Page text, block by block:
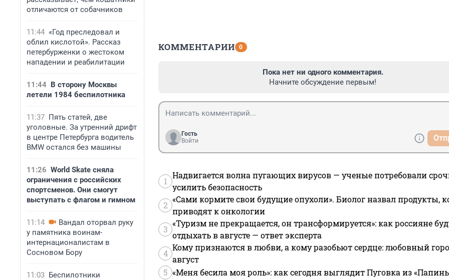
отличаются от собачников
11:44 «Год преследовал и
облил кислотой». Рассказ
петербурженки о жестоком
нападении и реабилитации
11:44 В сторону Москвы
летели 1984 беспилотника
11:37 Пять статей, две
уголовные. За утренний дрифт
в центре Петербурга водитель
BMW остался без машины
11:26 World Skate сняла
ограничения с российских
спортсменов. Они смогут
выступать с флагом и гимном
11:14
Вандал оторвал руку
у памятника воинам-
интернационалистам в
Сосновом Бору
11:03 Беспилотники
КОММЕНТАРИИ 0
Пока нет ни одного комментария.
Начните обсуждение первым!
Гость
Войти
1
Надвигается волна пугающих вирусов — ученые потребовали
усилить безопасность
2
«Сами кормите свои будущие опухоли». Биолог назвал продукты,
приводят к онкологии
3
«Туризм не прекращается, он трансформируется»: как россияне
отдыхать в августе — ответ эксперта
4
Кому признаются в любви, а кому разобьют сердце: любовный
август
5 «Меня бесила моя роль»: как сегодня выглядит Пуговка из